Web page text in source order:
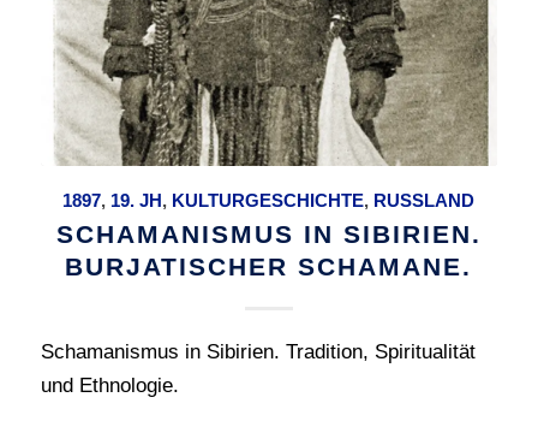
1897, 19. JH, KULTURGESCHICHTE, RUSSLAND
SCHAMANISMUS IN SIBIRIEN.
BURJATISCHER SCHAMANE.
Schamanismus in Sibirien. Tradition, Spiritualität
und Ethnologie.